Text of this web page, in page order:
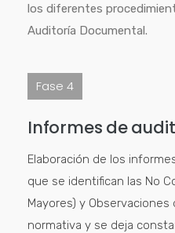
los diferentes
Auditoría Documental.
Fase 4
Informes de
Elaboración de los
que se identifican las No
Mayores) y
normativa y se deja